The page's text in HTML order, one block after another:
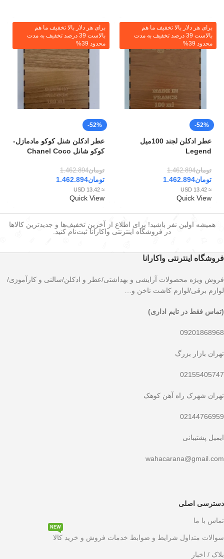
برای هر دلار بالا تخفیف ما هم
بالاست 39 درصد تخفیف به مدت
محدود 39%
-52%
عطر ادکلن لجند 100میل
Legend
تومان1.462.894
تومان1.462.894
≈ 13.42 USD
Quick View
برای هر دلار بالا تخفیف ما هم
بالاست 39 درصد تخفیف به مدت
محدود 39%
-52%
عطر ادکلن شنل کوکو مادمازل-
کوکو شانل Chanel Coco
تومان1.462.894
تومان1.462.894
≈ 13.42 USD
Quick View
همیشه اولین نفر باشید! برای اطلاع از آخرین تخفیف‌ها و جدیدترین کالاها
در فروشگاه اینترنتی واکارانا ثبت‌نام کنید.
فروشگاه اینترنتی واکارانا
فروش ویژه محصولات آرایشی و بهداشتی/عطر و ادکلن/سالنی و کارآموزی/
لوازم برقی/لوازم کاشت ناخن و…
(تماس فقط در تایم اداری)
09201868968
تهران بازار بزرگ
02155405747
تهران شهرک راه آهن کوهک
02144766959
ایمیل پشتیبانی
wahacarana@gmail.com
دسترسی اصلی
تماس با ما
سوالات متداول شرایط و ضوابط خدمات فروش و خرید کالا
NEW
بلاک / اخبار